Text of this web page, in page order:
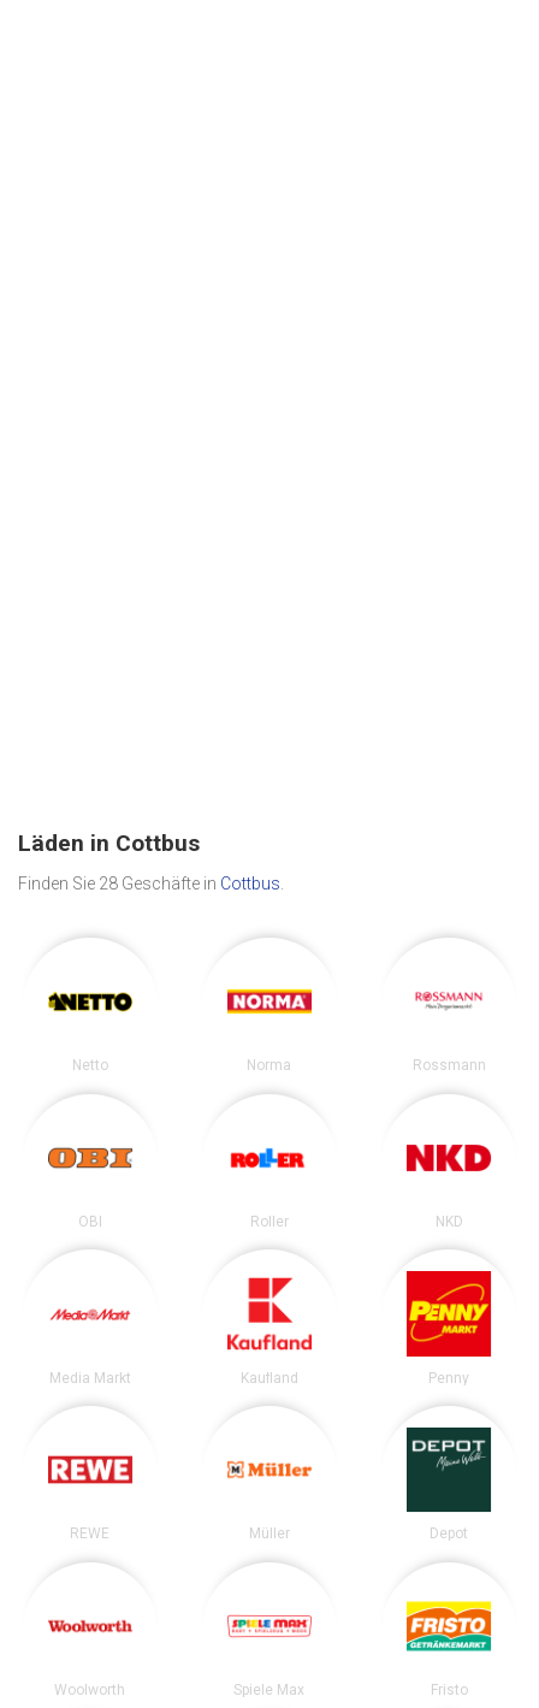
Läden in Cottbus
Finden Sie 28 Geschäfte in Cottbus
Netto Norma Rossmann
OBI Roller NKD
Media Markt Kaufland Penny
REWE Müller Depot
Woolworth Spiele Max Fristo